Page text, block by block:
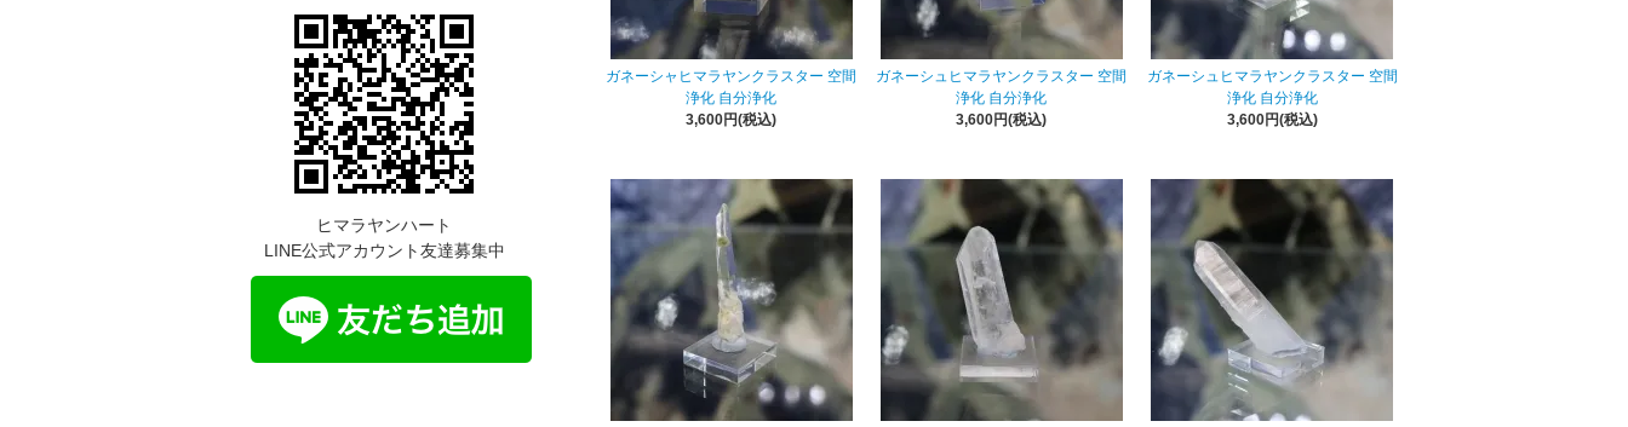
ガネーシャヒマラヤンクラスター 空間
浄化 自分浄化
3,600円(税込)
ガネーシュヒマラヤンクラスター 空間
浄化 自分浄化
3,600円(税込)
ガネーシュヒマラヤンクラスター 空間
浄化 自分浄化
3,600円(税込)
ヒマラヤンハート
LINE公式アカウント友達募集中